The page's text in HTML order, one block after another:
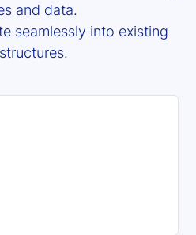
and data.
seamlessly into existing